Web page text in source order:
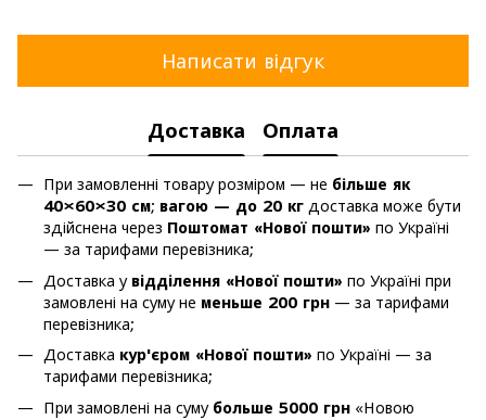
Написати відгук
Доставка Оплата
При замовленні товару розміром — не більше як
40×60×30 см; вагою — до 20 кг доставка може бути
здійснена через Поштомат «Нової пошти» по Україні
— за тарифами перевізника;
Доставка у відділення «Нової пошти» по Україні при
замовлені на суму не меньше 200 грн — за тарифами
перевізника;
Доставка кур'єром «Нової пошти» по Україні — за
тарифами перевізника;
При замовлені на суму больше 5000 грн «Новою